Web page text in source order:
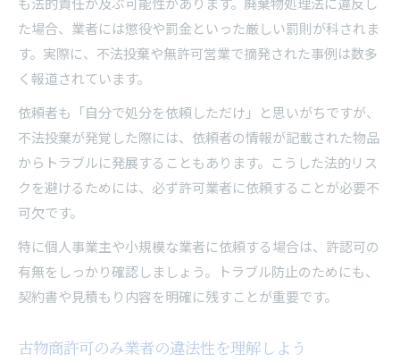
た場合、業者には懲役や罰金といった厳しい罰則が科されま
す。実際に、不法投棄や無許可営業で摘発された事例は数多
く報道されています。
依頼者も「自分で処分を依頼しただけ」と思いがちですが、
不法投棄が発覚した際には、依頼者の情報が記載された物品
からトラブルに発展することもあります。こうした法的リス
クを避けるためには、必ず許可業者に依頼することが必要不
可欠です。
特に個人事業主や小規模な業者に依頼する場合は、許認可の
有無をしっかり確認しましょう。トラブル防止のためにも、
契約書や見積もり内容を明確に残すことが重要です。
古物商許可のみ業者の違法性を理解しよう